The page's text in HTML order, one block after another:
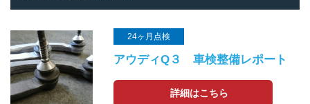
24ヶ月点検
アウディQ３ 車検整備レポート
詳細はこちら